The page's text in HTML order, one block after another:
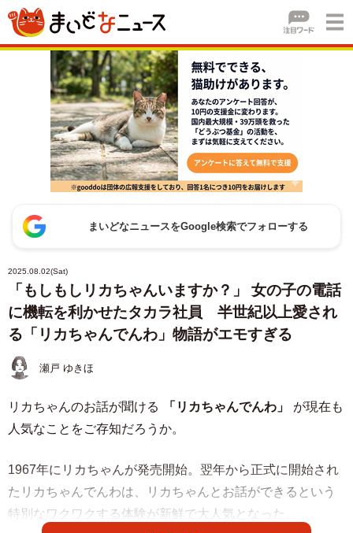
まいどなニュースをGoogle検索でフォローする
2025.08.02(Sat)
「もしもしリカちゃんいますか？」 女の子の電話
に機転を利かせたタカラ社員 半世紀以上愛され
る「リカちゃんでんわ」物語がエモすぎる
瀬戸 ゆきほ
リカちゃんのお話が聞ける 「リカちゃんでんわ」
が現在も
人気なことをご存知だろうか。
1967年にリカちゃんが発売開始。翌年から正式に開始され
たリカちゃんでんわは、リカちゃんとお話ができるという
特別なワクワクする体験が新鮮で大人気となった。